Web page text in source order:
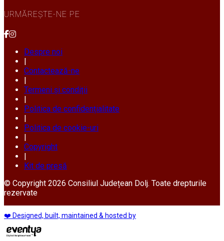
URMĂREȘTE-NE PE
Despre noi
|
Contactează-ne
|
Termeni și condiții
|
Politica de confidențialitate
|
Politica de cookie-uri
|
Copyright
|
Kit de presă
© Copyright 2026 Consiliul Județean Dolj. Toate drepturile
rezervate
❤️ Designed, built, maintained & hosted by